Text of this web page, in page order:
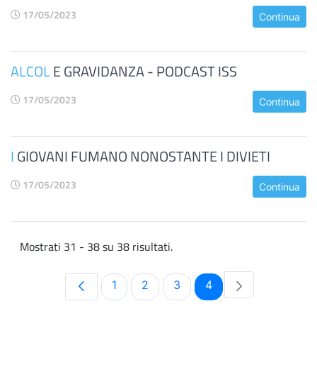
17/05/2023 Continua
ALCOLE GRAVIDANZA - PODCAST ISS
17/05/2023 Continua
IGIOVANI FUMANO NONOSTANTE I DIVIETI
17/05/2023 Continua
Mostrati 31 - 38 su 38 risultati.
Pagina
1 Pagina
2 Pagina
3 Pagina
4